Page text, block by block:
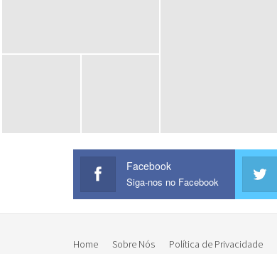
Facebook
Siga-nos no Facebook
Home Sobre Nós Política de Privacidade